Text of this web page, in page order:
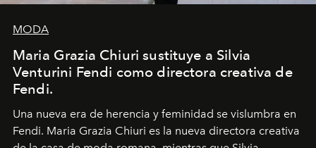
MODA
Maria Grazia Chiuri sustituye a Silvia
Venturini Fendi como directora creativa de
Fendi.
Una nueva era de herencia y feminidad se vislumbra en
Fendi. Maria Grazia Chiuri es la nueva directora creativa